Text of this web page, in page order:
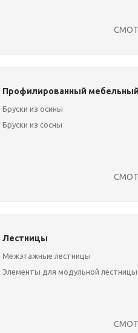
Профилированный
Бруски из осины
Бруски из сосны
Лестницы
Межэтажные лестницы
Элементы для модульной лестницы